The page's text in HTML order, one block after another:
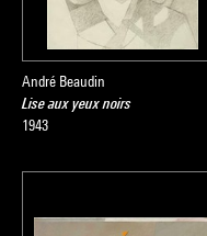
André Beaudin
Lise aux yeux noirs
1943